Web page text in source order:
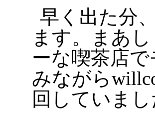
早く出た分
ます。まあ
ーな喫茶店
みながら
回していまし